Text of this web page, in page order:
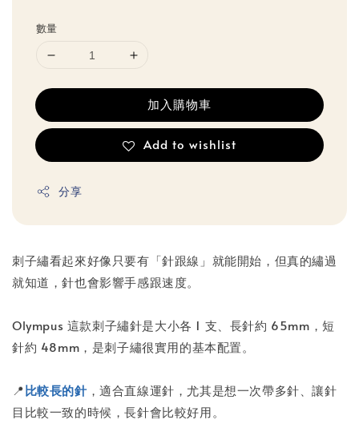
數量
加入購物車
Add to wishlist
分享
刺子繡看起來好像只要有「針跟線」就能開始，但真的繡過
就知道，針也會影響手感跟速度。
Olympus 這款刺子繡針是大小各 1 支、長針約 65mm，短
針約 48mm，是刺子繡很實用的基本配置。
📍比較長的針，適合直線運針，尤其是想一次帶多針、讓針
目比較一致的時候，長針會比較好用。